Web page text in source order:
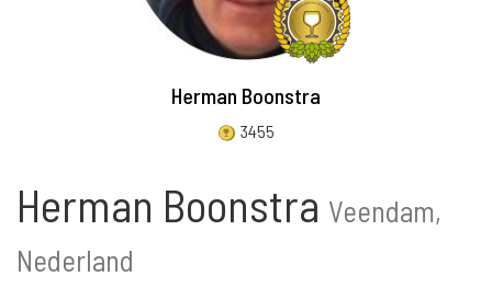
Herman Boonstra
3455
Herman Boonstra Veendam,
Nederland